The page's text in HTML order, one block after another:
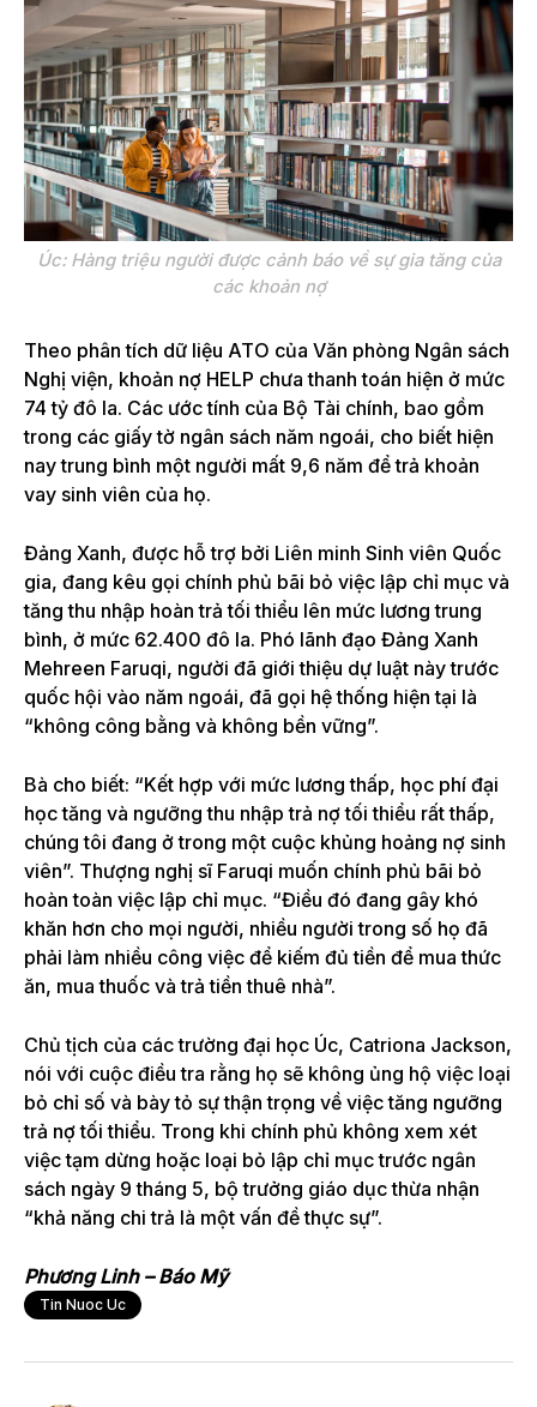
Úc: Hàng triệu người được cảnh báo về sự gia tăng của
các khoản nợ
Theo phân tích dữ liệu ATO của Văn phòng Ngân sách
Nghị viện, khoản nợ HELP chưa thanh toán hiện ở mức
74 tỷ đô la. Các ước tính của Bộ Tài chính, bao gồm
trong các giấy tờ ngân sách năm ngoái, cho biết hiện
nay trung bình một người mất 9,6 năm để trả khoản
vay sinh viên của họ.
Đảng Xanh, được hỗ trợ bởi Liên minh Sinh viên Quốc
gia, đang kêu gọi chính phủ bãi bỏ việc lập chỉ mục và
tăng thu nhập hoàn trả tối thiểu lên mức lương trung
bình, ở mức 62.400 đô la. Phó lãnh đạo Đảng Xanh
Mehreen Faruqi, người đã giới thiệu dự luật này trước
quốc hội vào năm ngoái, đã gọi hệ thống hiện tại là
“không công bằng và không bền vững”.
Bà cho biết: “Kết hợp với mức lương thấp, học phí đại
học tăng và ngưỡng thu nhập trả nợ tối thiểu rất thấp,
chúng tôi đang ở trong một cuộc khủng hoảng nợ sinh
viên”. Thượng nghị sĩ Faruqi muốn chính phủ bãi bỏ
hoàn toàn việc lập chỉ mục. “Điều đó đang gây khó
khăn hơn cho mọi người, nhiều người trong số họ đã
phải làm nhiều công việc để kiếm đủ tiền để mua thức
ăn, mua thuốc và trả tiền thuê nhà”.
Chủ tịch của các trường đại học Úc, Catriona Jackson,
nói với cuộc điều tra rằng họ sẽ không ủng hộ việc loại
bỏ chỉ số và bày tỏ sự thận trọng về việc tăng ngưỡng
trả nợ tối thiểu. Trong khi chính phủ không xem xét
việc tạm dừng hoặc loại bỏ lập chỉ mục trước ngân
sách ngày 9 tháng 5, bộ trưởng giáo dục thừa nhận
“khả năng chi trả là một vấn đề thực sự”.
Phương Linh – Báo Mỹ
Tin Nuoc Uc